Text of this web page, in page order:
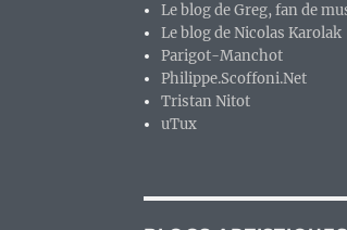
Le blog de Greg, fan de
Le blog de Nicolas Karolak
Parigot-Manchot
Philippe.Scoffoni.Net
Tristan Nitot
uTux